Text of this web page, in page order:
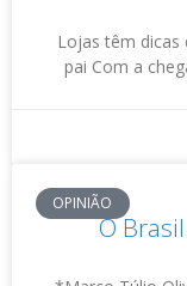
Lojas têm dicas
pai Com a
OPINIÃO
O